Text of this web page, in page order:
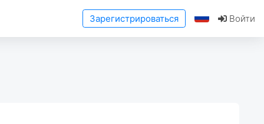
Зарегистрироваться Войти